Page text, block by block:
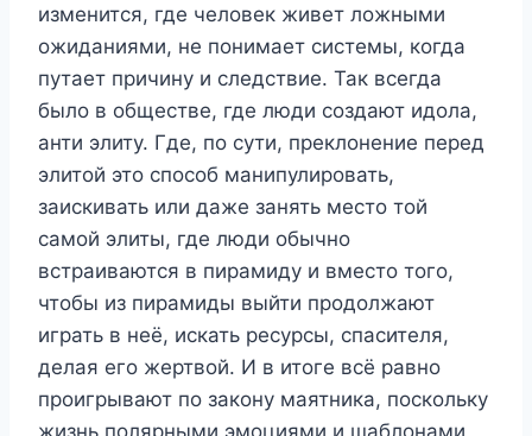
изменится, где человек живет ложными
ожиданиями, не понимает системы, когда
путает причину и следствие. Так всегда
было в обществе, где люди создают идола,
анти элиту. Где, по сути, преклонение перед
элитой это способ манипулировать,
заискивать или даже занять место той
самой элиты, где люди обычно
встраиваются в пирамиду и вместо того,
чтобы из пирамиды выйти продолжают
играть в неё, искать ресурсы, спасителя,
делая его жертвой. И в итоге всё равно
проигрывают по закону маятника, поскольку
жизнь полярными эмоциями и шаблонами